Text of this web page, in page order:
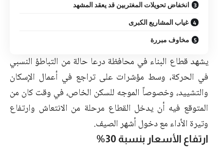
انخفاض تحويلات المغتربين قد يعقد المشهد
غياب المشاريع الكبرى
مخاوف مبررة
يشهد قطاع البناء في محافظة درعا حالة من التباطؤ النسبي
في الحركة، وسط مؤشرات على تراجع في أعمال الإسكان
والتشييد، وخصوصاً الموجه للسكن الخاص، في وقت كان من
المتوقع فيه أن يدخل القطاع مرحلة من الانتعاش وارتفاع
وتيرة الأداء مع دخول أشهر الصيف.
ارتفاع الأسعار بنسبة 30%